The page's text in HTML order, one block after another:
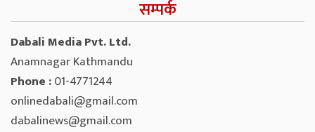
सम्पर्क
Dabali Media Pvt. Ltd.
Anamnagar Kathmandu
Phone :01-4771244
onlinedabali@gmail.com
dabalinews@gmail.com